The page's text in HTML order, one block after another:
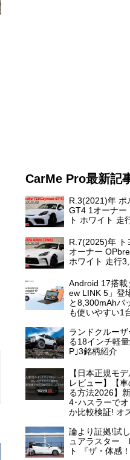
CarMe Pro最新記
R.3(2021)年 ポ
GT4 1オーナー
ト ホワイト 走
R.7(2025)年 ト
オーナー
ホワイト 走行
Android 17搭載
ew LINK 5」登
と8,300mAhバ
も使いやすい1
ランドクルー
る18インチ軽
P｣3銘柄紹介
【日本正規モ
レビュー】【
る方法2026】
4･ハスラーで
か比較検証! オ
論より証拠!試
ュアラスター
ト 『ザ・体感